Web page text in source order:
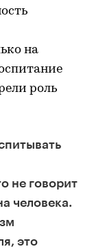
на
роль
не говорит
человека.
это